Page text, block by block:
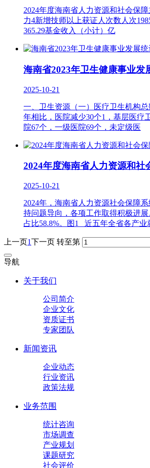
2024年度海南省人力资源和社会保
力4新增技师以上获证人次数人次
365.29基金收入（小计）亿
海南省2023年卫生健康事业发
2025-10-21
一、卫生资源（一）医疗卫生机构
年相比，医院减少30个1，基层医疗
院67个，一级医院69个，未定级医
2024年度海南省人力资源和社
2025-10-21
2024年，海南省人力资源社会保障
持问题导向，各项工作取得积极进
占比58.8%。图1 近五年全省各产
上一页1下一页 转至第
导航
关于我们
公司简介
企业文化
资质证书
专家团队
新闻资讯
企业动态
行业资讯
政策法规
业务范围
统计咨询
市场调查
产业规划
课题研究
社会评价